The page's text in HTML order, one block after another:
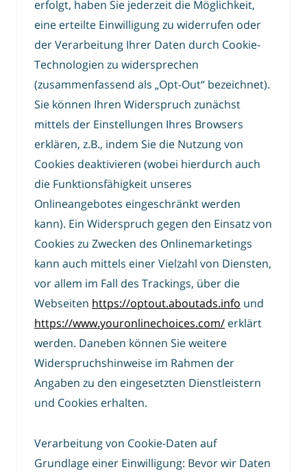
erfolgt, haben Sie jederzeit die Möglichkeit,
eine erteilte Einwilligung zu widerrufen oder
der Verarbeitung Ihrer Daten durch Cookie-
Technologien zu widersprechen
(zusammenfassend als „Opt-Out“ bezeichnet).
Sie können Ihren Widerspruch zunächst
mittels der Einstellungen Ihres Browsers
erklären, z.B., indem Sie die Nutzung von
Cookies deaktivieren (wobei hierdurch auch
die Funktionsfähigkeit unseres
Onlineangebotes eingeschränkt werden
kann). Ein Widerspruch gegen den Einsatz von
Cookies zu Zwecken des Onlinemarketings
kann auch mittels einer Vielzahl von Diensten,
vor allem im Fall des Trackings, über die
Webseiten https://optout.aboutads.info und
https://www.youronlinechoices.com/ erklärt
werden. Daneben können Sie weitere
Widerspruchshinweise im Rahmen der
Angaben zu den eingesetzten Dienstleistern
und Cookies erhalten.
Verarbeitung von Cookie-Daten auf
Grundlage einer Einwilligung: Bevor wir Daten